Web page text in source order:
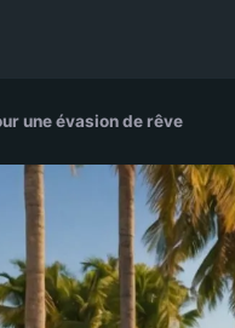
une évasion de rêve